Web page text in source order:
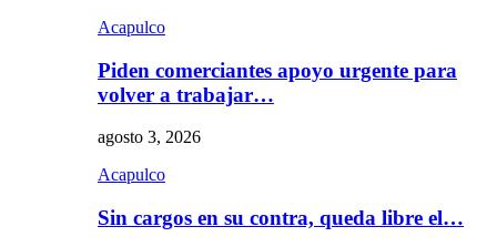
Acapulco
Piden comerciantes apoyo urgente para
volver a trabajar…
agosto 3, 2026
Acapulco
Sin cargos en su contra, queda libre el…